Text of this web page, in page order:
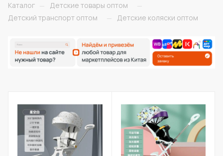
Каталог — Детские товары оптом
—
Детский транспорт оптом
— Детские коляски оптом